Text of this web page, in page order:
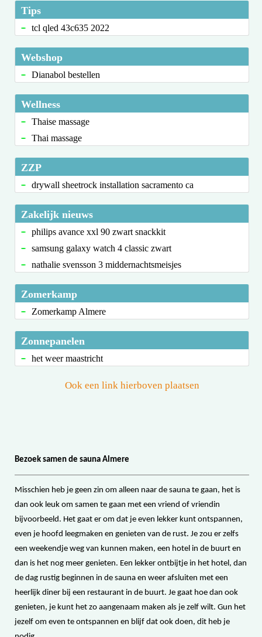
Tips
tcl qled 43c635 2022
Webshop
Dianabol bestellen
Wellness
Thaise massage
Thai massage
ZZP
drywall sheetrock installation sacramento ca
Zakelijk nieuws
philips avance xxl 90 zwart snackkit
samsung galaxy watch 4 classic zwart
nathalie svensson 3 middernachtsmeisjes
Zomerkamp
Zomerkamp Almere
Zonnepanelen
het weer maastricht
Ook een link hierboven plaatsen
Bezoek samen de sauna Almere
Misschien heb je geen zin om alleen naar de sauna te gaan, het is
dan ook leuk om samen te gaan met een vriend of vriendin
bijvoorbeeld. Het gaat er om dat je even lekker kunt ontspannen,
even je hoofd leegmaken en genieten van de rust. Je zou er zelfs
een weekendje weg van kunnen maken, een hotel in de buurt en
dan is het nog meer genieten. Een lekker ontbijtje in het hotel, dan
de dag rustig beginnen in de sauna en weer afsluiten met een
heerlijk diner bij een restaurant in de buurt. Je gaat hoe dan ook
genieten, je kunt het zo aangenaam maken als je zelf wilt. Gun het
jezelf om even te ontspannen en blijf dat ook doen, dit heb je